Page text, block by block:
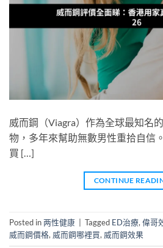
威而鋼（Viagra）作為全球最知名
物，多年來幫助無數男性重拾自信
買 […]
CONTINUE
Posted in两性健康 Tagged ED治療, 偉哥
威而鋼價格, 威而鋼哪裡買, 威而鋼效果